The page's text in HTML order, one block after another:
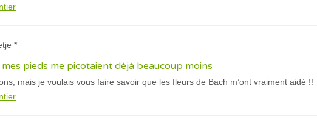
*
pieds me picotaient déjà beaucoup moins
mais je voulais vous faire savoir que les fleurs de Bach m’ont vraiment aidé !!